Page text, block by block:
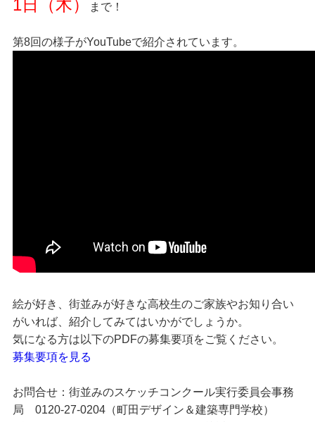
1日（木） まで！
第8回の様子がYouTubeで紹介されています。
絵が好き、街並みが好きな高校生のご家族やお知り合い
がいれば、紹介してみてはいかがでしょうか。
気になる方は以下のPDFの募集要項をご覧ください。
募集要項を見る
お問合せ：街並みのスケッチコンクール実行委員会事務
局 0120-27-0204（町田デザイン＆建築専門学校）